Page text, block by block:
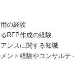
の経験
RFP作成の経験
ンスに関する知識
ント経験やコンサルテ